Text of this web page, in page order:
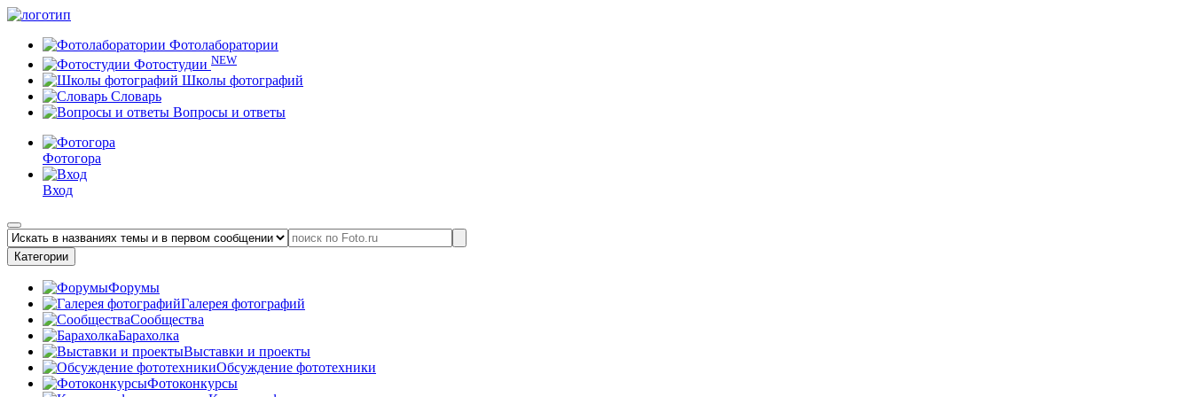
Фотолаборатории
Фотостудии NEW
Школы фотографий
Словарь
Вопросы и ответы
Фотогора
Вход
Категории
Форумы
Галерея фотографий
Сообщества
Барахолка
Выставки и проекты
Обсуждение фототехники
Фотоконкурсы